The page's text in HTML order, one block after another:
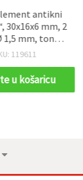
antikni
30x16x6 mm, 2
1,5 mm, ton
- 50 g (~25
119611
u košaricu